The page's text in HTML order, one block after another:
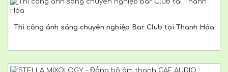
Thi công ánh sáng chuyên nghiệp Bar Club tại Thanh Hóa